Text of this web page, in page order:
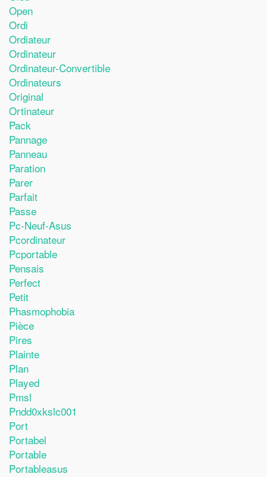
Open
Ordi
Ordiateur
Ordinateur
Ordinateur-Convertible
Ordinateurs
Original
Ortinateur
Pack
Pannage
Panneau
Paration
Parer
Parfait
Passe
Pc-Neuf-Asus
Pcordinateur
Pcportable
Pensais
Perfect
Petit
Phasmophobia
Pièce
Pires
Plainte
Plan
Played
Pmsl
Pndd0xkslc001
Port
Portabel
Portable
Portableasus